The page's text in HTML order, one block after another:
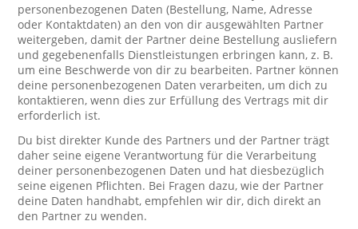
personenbezogenen Daten (Bestellung, Name, Adresse
oder Kontaktdaten) an den von dir ausgewählten Partner
weitergeben, damit der Partner deine Bestellung ausliefern
und gegebenenfalls Dienstleistungen erbringen kann, z. B.
um eine Beschwerde von dir zu bearbeiten. Partner können
deine personenbezogenen Daten verarbeiten, um dich zu
kontaktieren, wenn dies zur Erfüllung des Vertrags mit dir
erforderlich ist.
Du bist direkter Kunde des Partners und der Partner trägt
daher seine eigene Verantwortung für die Verarbeitung
deiner personenbezogenen Daten und hat diesbezüglich
seine eigenen Pflichten. Bei Fragen dazu, wie der Partner
deine Daten handhabt, empfehlen wir dir, dich direkt an
den Partner zu wenden.